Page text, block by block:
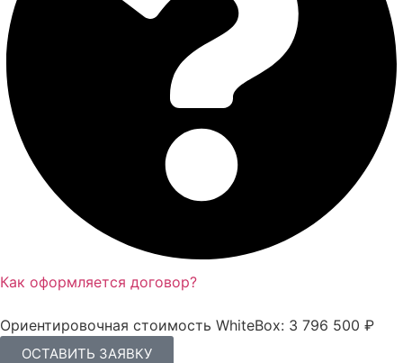
Как оформляется договор?
Ориентировочная стоимость WhiteBox: 3 796 500 ₽
ОСТАВИТЬ ЗАЯВКУ